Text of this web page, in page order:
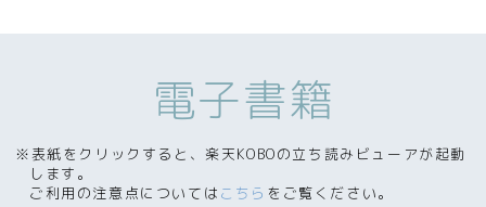
電子書籍
※表紙をクリックすると、楽天KOBOの立ち読みビューアが起動
します。
ご利用の注意点については こちら をご覧ください。